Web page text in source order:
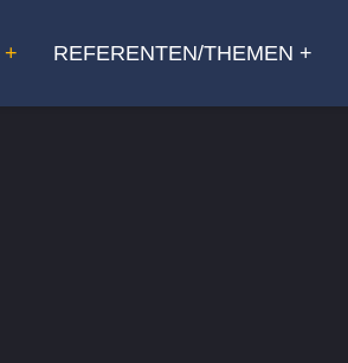
REFERENTEN/THEMEN